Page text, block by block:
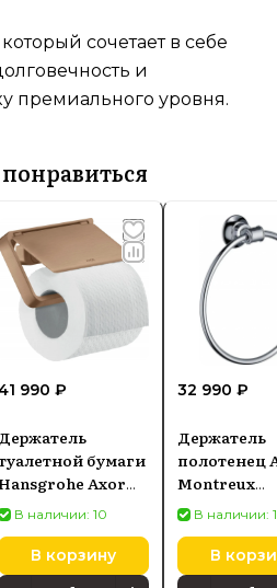
сочетает в себе
и
премиального уровня.
990 ₽
Держатель
бумаги
Axor
красное
золото
В наличии: 10
В корзину
32 990 ₽
Держатель
полотенец
Montreux
42021000
В наличии:
В